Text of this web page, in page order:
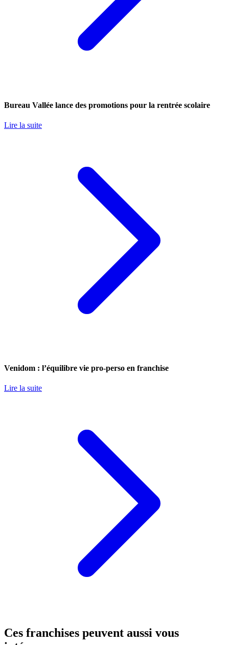
Bureau Vallée lance des promotions pour la rentrée scolaire
Lire la suite
Venidom : l’équilibre vie pro-perso en franchise
Lire la suite
Ces franchises peuvent aussi vous